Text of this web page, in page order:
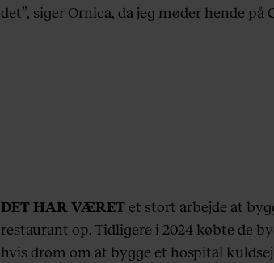
det”, siger Ornica, da jeg møder hende på
DET HAR VÆRET et stort arbejde at
restaurant op. Tidligere i 2024 købte de
hvis drøm om at bygge et hospital